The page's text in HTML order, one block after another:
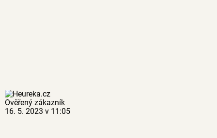
Ověřený zákazník
16. 5. 2023 v 11:05